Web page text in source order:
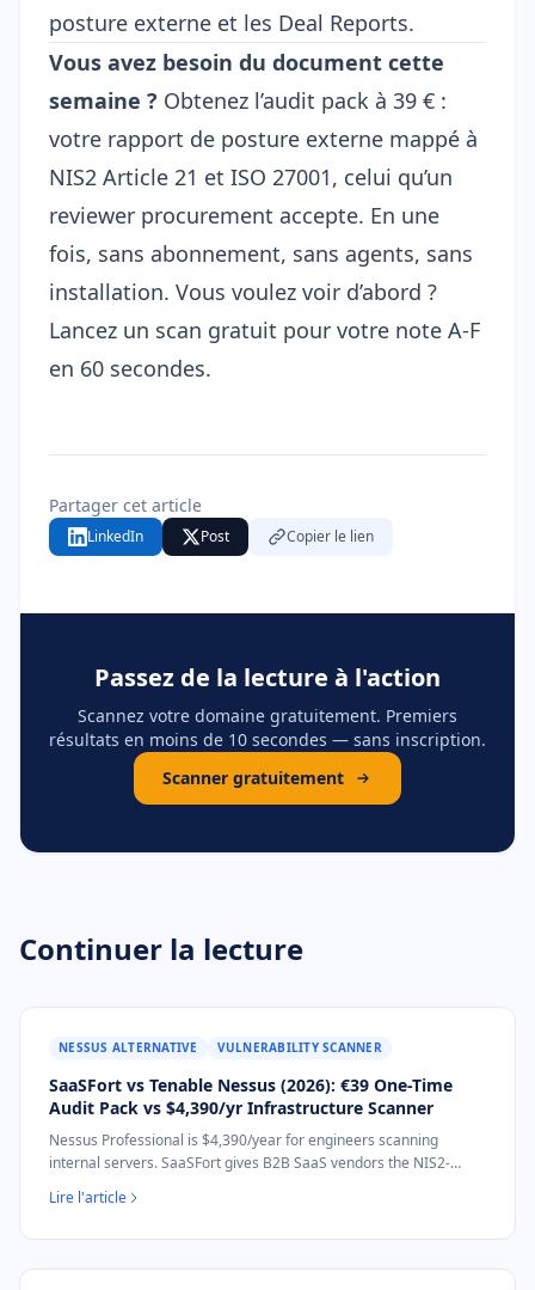
posture externe et les Deal Reports.
Vous avez besoin du document cette
semaine ? Obtenez l’audit pack à 39 € :
votre rapport de posture externe mappé à
NIS2 Article 21 et ISO 27001, celui qu’un
reviewer procurement accepte. En une
fois, sans abonnement, sans agents, sans
installation. Vous voulez voir d’abord ?
Lancez un scan gratuit pour votre note A-F
en 60 secondes.
Partager cet article
LinkedIn Post Copier le lien
Passez de la lecture à l'action
Scannez votre domaine gratuitement. Premiers
résultats en moins de 10 secondes — sans inscription.
Scanner gratuitement
Continuer la lecture
NESSUS ALTERNATIVE VULNERABILITY SCANNER
SaaSFort vs Tenable Nessus (2026): €39 One-Time
Audit Pack vs $4,390/yr Infrastructure Scanner
Nessus Professional is $4,390/year for engineers scanning
internal servers. SaaSFort gives B2B SaaS vendors the NIS2-
installation.
Lire l'article